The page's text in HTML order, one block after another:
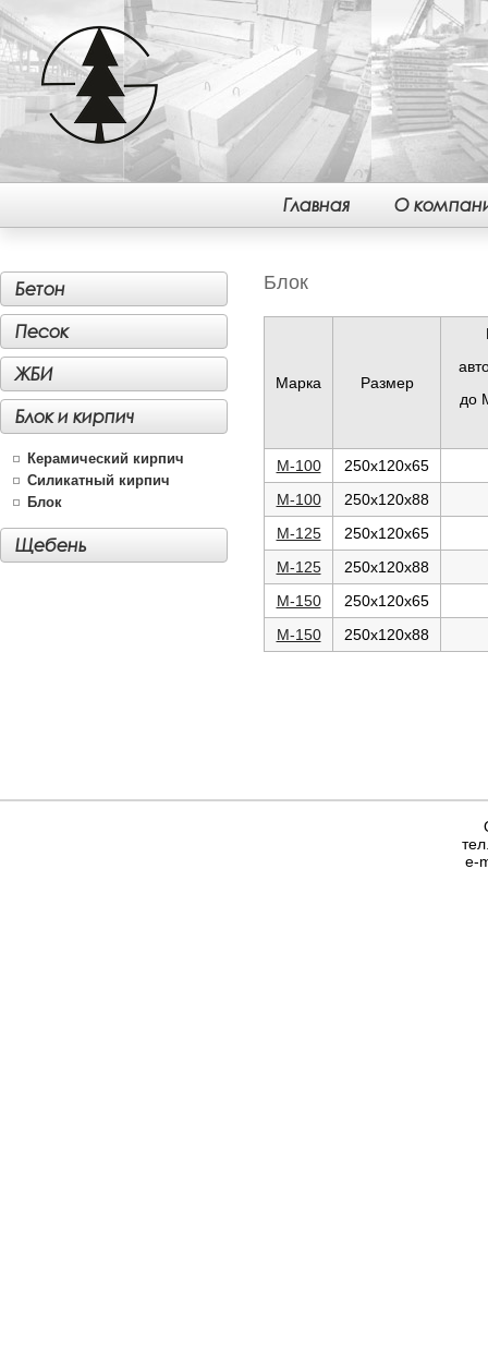
Главная О
Бетон
Песок
ЖБИ
Блок и кирпич
Керамический кирпич
Силикатный кирпич
Блок
Щебень
Блок
Марка Размер
до
М-100
250х120х65
М-100
250х120х88
М-125
250х120х65
М-125
250х120х88
М-150
250х120х65
М-150
250х120х88
e-